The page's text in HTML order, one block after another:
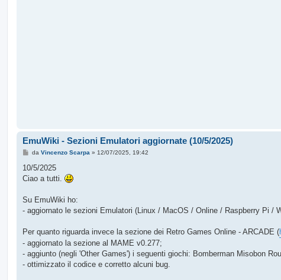
EmuWiki - Sezioni Emulatori aggiornate (10/5/2025)
M
s
a
i
o
da Vincenzo Scarpa » 12/07/2025, 19:42
10/5/2025
Ciao a tutti.
Su EmuWiki ho:
- aggiornato le sezioni Emulatori (Linux / MacOS / Online / Raspberry Pi /
Per quanto riguarda invece la sezione dei Retro Games Online - ARCADE (
- aggiornato la sezione al MAME v0.277;
- aggiunto (negli 'Other Games') i seguenti giochi: Bomberman Misobon
- ottimizzato il codice e corretto alcuni bug.